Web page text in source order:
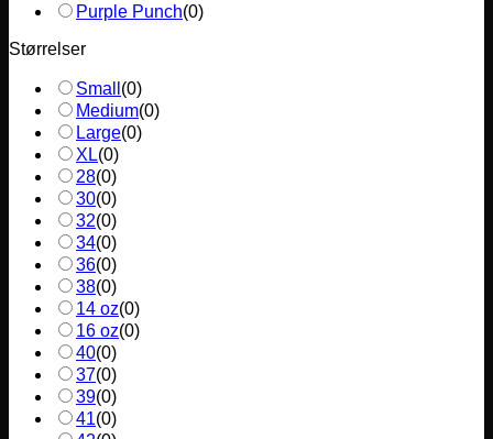
Purple Punch(0)
Størrelser
Small (0)
Medium(0)
Large(0)
XL(0)
28(0)
30(0)
32(0)
34(0)
36(0)
38(0)
14 oz(0)
16 oz(0)
40(0)
37(0)
39(0)
41(0)